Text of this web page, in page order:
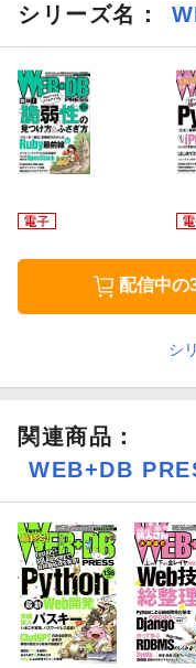
なポイントです。本特集
TTP/3がどのようなしく
った情報がやり取りされ
を実現しているのか，
きるはずです。
シリーズ名：
配信中の
シ
関連商品 ：
WEB+DB